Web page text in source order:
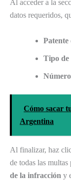
Al acceder a la
datos requeridos,
Patente
Tipo de
Cómo sacar
Argentina
Al finalizar, haz
de todas las
de la infracción y